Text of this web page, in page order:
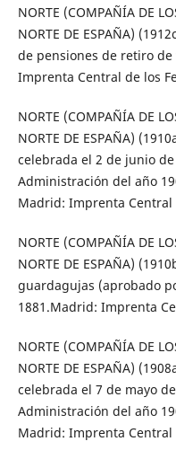
NORTE (COMPAÑÍA DE
NORTE DE ESPAÑA)
de pensiones de retiro
Imprenta Central de los
NORTE (COMPAÑÍA DE
NORTE DE ESPAÑA)
celebrada el 2 de junio
Administración del año
Madrid: Imprenta Central
NORTE (COMPAÑÍA DE
NORTE DE ESPAÑA)
guardagujas (aprobado
1881.Madrid: Imprenta
NORTE (COMPAÑÍA DE
NORTE DE ESPAÑA)
celebrada el 7 de mayo
Administración del año
Madrid: Imprenta Central